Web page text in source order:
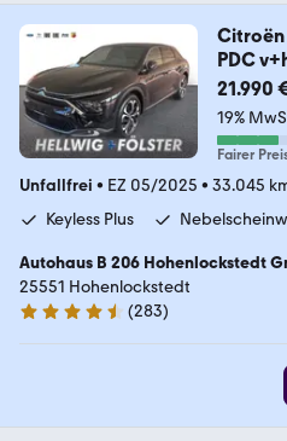
Citroën
PDC
21.990
19%
Fairer
Unfallfrei • EZ 05/2025 • 33.045
Keyless Plus
Autohaus B 206 Hohenlockstedt
25551 Hohenlockstedt
4.5 Sterne
(283)